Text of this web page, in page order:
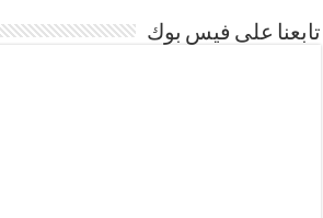
تابعنا على فيس بوك